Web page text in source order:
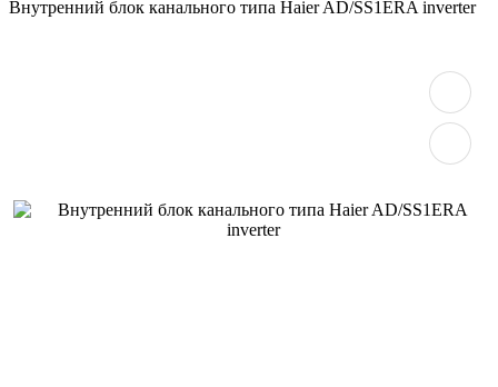
Внутренний блок канального типа Haier AD/SS1ERA inverter